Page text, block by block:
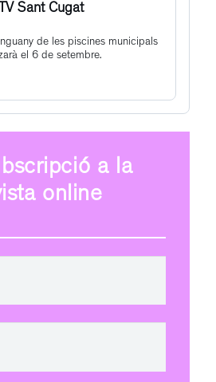
TV Sant Cugat
de les piscines municipals
el 6 de setembre.
a la
online